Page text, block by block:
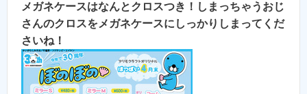
メガネケースはなんとクロスつき！しまっちゃうおじ
さんのクロスをメガネケースにしっかりしまってくだ
さいね！